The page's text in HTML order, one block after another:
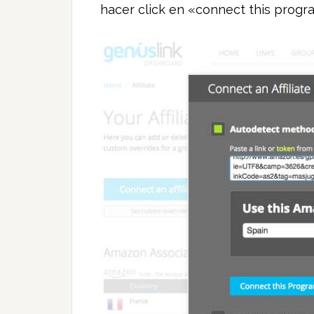
hacer click en «connect this